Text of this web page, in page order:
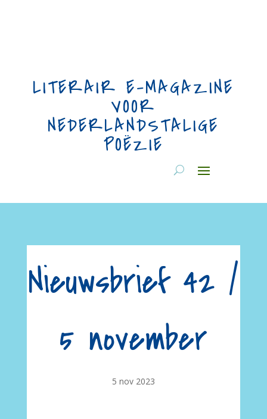
LITERAIR E-MAGAZINE
VOOR
NEDERLANDSTALIGE
POËZIE
Nieuwsbrief 42 /
5 november
5 nov 2023